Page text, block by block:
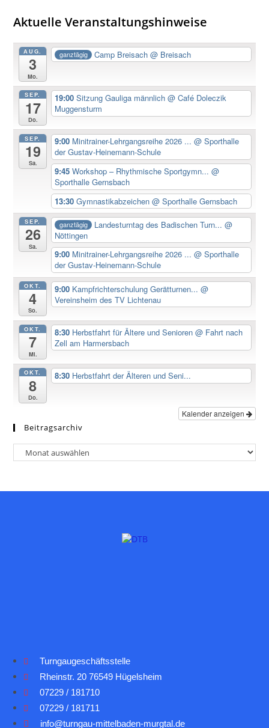
Aktuelle Veranstaltungshinweise
AUG.
3
Mo.
ganztägig Camp Breisach@ Breisach
SEP.
17
Do.
19:00 Sitzung Gauliga männlich @ Café Doleczik
Muggensturm
SEP.
19
Sa.
9:00 Minitrainer-Lehrgangsreihe 2026 ... @ Sporthalle
der Gustav-Heinemann-Schule
9:45 Workshop – Rhythmische Sportgymn... @
Sporthalle Gernsbach
13:30 Gymnastikabzeichen @ Sporthalle Gernsbach
SEP.
26
Sa.
ganztägig Landesturntag des Badischen Turn...@
Nöttingen
9:00 Minitrainer-Lehrgangsreihe 2026 ... @ Sporthalle
der Gustav-Heinemann-Schule
OKT.
4
So.
9:00 Kampfrichterschulung Gerätturnen... @
Vereinsheim des TV Lichtenau
OKT.
7
Mi.
8:30 Herbstfahrt für Ältere und Senioren @ Fahrt nach
Zell am Harmersbach
OKT.
8
Do.
8:30 Herbstfahrt der Älteren und Seni...
Kalender anzeigen
Beitragsarchiv
Turngaugeschäftsstelle
Rheinstr. 20 76549 Hügelsheim
07229 / 181710
07229 / 181711
info@turngau-mittelbaden-murgtal.de